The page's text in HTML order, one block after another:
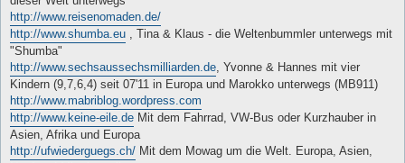
http://www.reisenomaden.de/
http://www.shumba.eu , Tina & Klaus - die Weltenbummler unterwegs mit
"Shumba"
http://www.sechsaussechsmilliarden.de, Yvonne & Hannes mit vier
Kindern (9,7,6,4) seit 07'11 in Europa und Marokko unterwegs (MB911)
http://www.mabriblog.wordpress.com
http://www.keine-eile.de Mit dem Fahrrad, VW-Bus oder Kurzhauber in
Asien, Afrika und Europa
http://ufwiederguegs.ch/ Mit dem Mowag um die Welt. Europa, Asien,